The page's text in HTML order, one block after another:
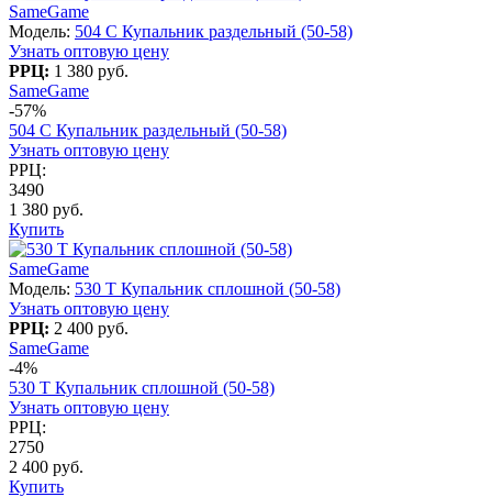
SameGame
Модель: 504 C Купальник раздельный (50-58)
Узнать оптовую цену
РРЦ: 1 380 руб.
SameGame
-57%
504 C Купальник раздельный (50-58)
Узнать оптовую цену
РРЦ:
3490
1 380 руб.
Купить
SameGame
Модель: 530 T Купальник сплошной (50-58)
Узнать оптовую цену
РРЦ: 2 400 руб.
SameGame
-4%
530 T Купальник сплошной (50-58)
Узнать оптовую цену
РРЦ:
2750
2 400 руб.
Купить